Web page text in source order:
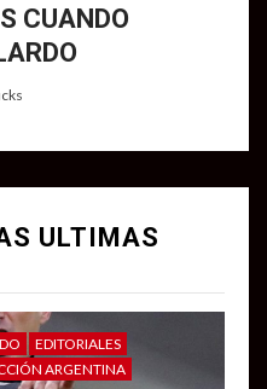
CUANDO
ULTIMAS
EDITORIALES
ARGENTINA